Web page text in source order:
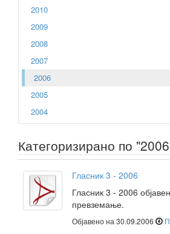
2010
2009
2008
2007
2006
2005
2004
Гласник 3 - 2006
Гласник 3 - 2006
превземање.
Објавено на 30.09.2006